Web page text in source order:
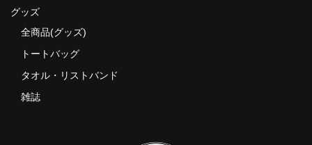
グッズ
全商品(グッズ)
トートバッグ
タオル・リストバンド
雑誌